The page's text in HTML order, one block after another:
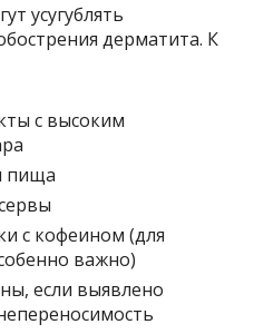
усугублять
дерматита. К
с высоким
пища
с кофеином (для
важно)
если выявлено